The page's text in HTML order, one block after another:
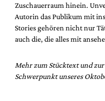
Zuschauerraum hinein.
Autorin das Publikum mit
Stories gehören nicht nur
auch die, die alles mit
Mehr zum Stücktext und
Schwerpunkt unseres